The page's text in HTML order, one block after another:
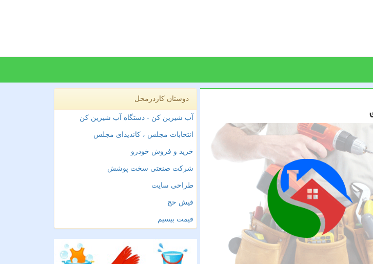
دوستان کاردرمحل
آب شیرین کن - دستگاه آب شیرین کن
انتخابات مجلس ، کاندیدای مجلس
خرید و فروش خودرو
شرکت صنعتی سخت پوشش
طراحی سایت
فیش حج
قیمت بیسیم